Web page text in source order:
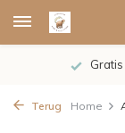
Terug Home